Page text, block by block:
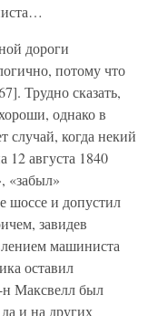
дороги
потому что
Трудно сказать,
однако в
случай, когда некий
августа 1840
«забыл»
шоссе и допустил
завидев
машиниста
оставил
Максвелл был
и на других